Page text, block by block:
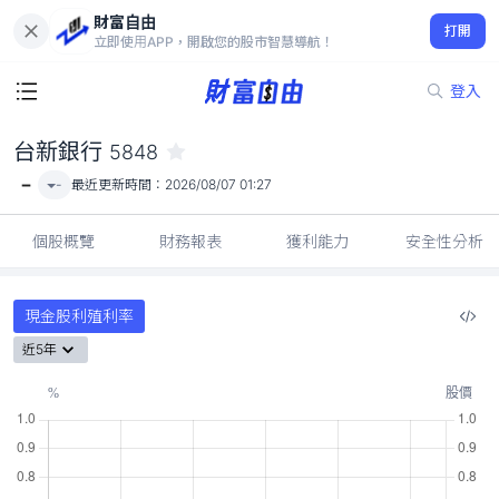
財富自由
立即使用APP，開啟您的股市智慧導航！
打開
登入
-
台新銀行 5848
- - 最近更新時間： 2026/08/07 01:27
個股概覽 財務報表 獲利能力 安全性分析
現金股利殖利率
近5年